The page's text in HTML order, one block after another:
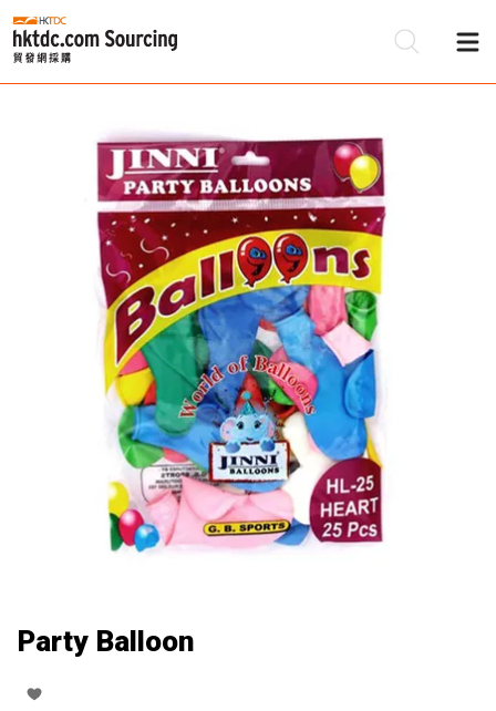
Party Balloon